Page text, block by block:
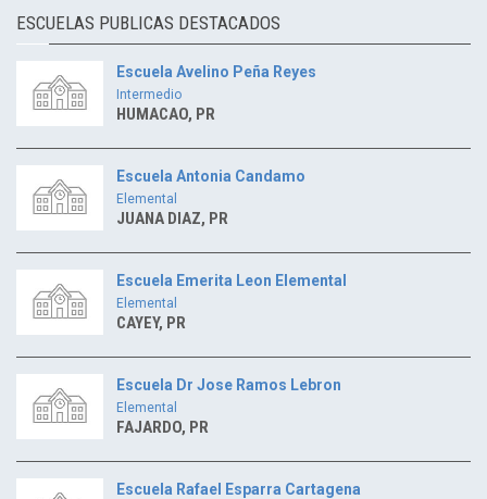
ESCUELAS PUBLICAS DESTACADOS
Escuela Avelino Peña Reyes
Intermedio
HUMACAO, PR
Escuela Antonia Candamo
Elemental
JUANA DIAZ, PR
Escuela Emerita Leon Elemental
Elemental
CAYEY, PR
Escuela Dr Jose Ramos Lebron
Elemental
FAJARDO, PR
Escuela Rafael Esparra Cartagena